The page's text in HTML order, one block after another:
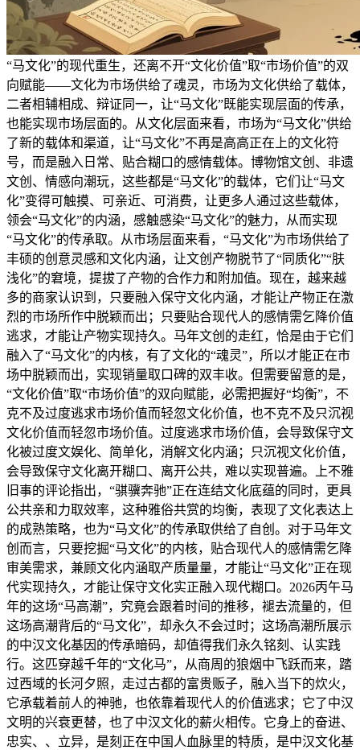
“马文化”的现代重生，还离不开“文化价值”取“市场价值”的双
向赋能——文化为市场供给了魂灵，市场为文化供给了载体，
二者相辅相成、辩证同一，让“马文化”既能实现层面的传承，
也能实现市场层面的。从文化层面来看，市场为“马文化”供给
了新的载体和渠道，让“马文化”不再是高高正在上的文化符
号，而是融入日常、贴合糊口的感情载体。博物馆文创、非遗
文创、情感向潮玩，这些都是“马文化”的载体，它们让“马文
化”变得可触摸、可亲近、可消费，让更多人通过这些载体，
领会“马文化”的内涵，感触感染“马文化”的魅力，从而实现
“马文化”的传承取。从市场层面来看，“马文化”为市场供给了
丰硕的创意灵感和文化内涵，让文创产物脱节了“同质化”“肤
浅化”的窘境，提拔了产物的合作力和附加值。现在，越来越
多的商家认识到，只要融入保守文化内涵，才能让产物正在激
烈的市场所作中脱颖而出；只要贴合现代人的感情需乞降价值
逃求，才能让产物实现持久。马年文创的走红，恰是由于它们
融入了“马文化”的内核，有了文化的“魂灵”，所以才能正在市
场中脱颖而出，实现销量取口碑的双丰收。但需要留意的是，
“文化价值”取“市场价值”的双向赋能，必需把握好“均衡”，不
克不及过度逃求市场价值而轻忽文化价值，也不克不及只沉视
文化价值而轻忽市场价值。过度逃求市场价值，会导致保守文
化被过度文娱化、简单化，消解文化内涵；只沉视文化价值，
会导致保守文化离开糊口、离开公共，难以实现普遍。上不雅
旧事的评论指出，“骐骥奔驰”正在连结文化底蕴的同时，更具
公共亲和力取效率，这种雅俗共赏的均衡，表现了文化表达上
的成熟策略，也为“马文化”的传承取供给了自创。对于马年文
创而言，只要挖掘“马文化”的内核，贴合现代人的感情需乞降
审美需求，兼顾文化内涵取产质量量，才能让“马文化”正在现
代实现持久，才能让保守文化实正融入现代糊口。2026丙午马
年的这场“马高潮”，究竟会跟着时间的推移，褪去流量的，但
这场高潮背后的“马文化”，却永久不会过时；这场高潮所展示
的中汉文化基因的传承暗码，却值得我们永久铭刻、认实践
行。这匹穿越千年的“文化马”，从商周的狼烟中飞跃而来，踏
过西域的长河夕照，走过古都的富贵贩子，融入当下的炊火，
它承载着前人的神驰，也依靠着现代人的价值逃求；它了中汉
文明的兴衰更替，也了中汉文化的薪火相传。它身上的奋进、
忠实、、立异，是刻正在中国人血脉里的特质，是中汉文化基